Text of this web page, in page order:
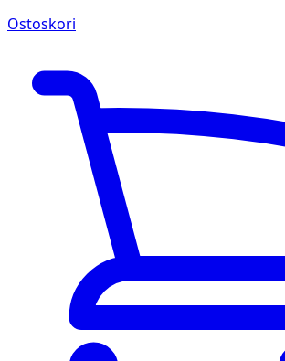
Ostoskori